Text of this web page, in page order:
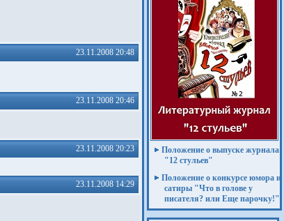
23.11.2008 20:48
23.11.2008 20:46
23.11.2008 20:23
23.11.2008 14:29
Положение о выпуске журнала
"12 стульев"
Положение о конкурсе юмора и
сатиры "Что в голове у
писателя? или Еще парочку!"